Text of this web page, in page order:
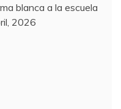
blanca a la escuela
2026